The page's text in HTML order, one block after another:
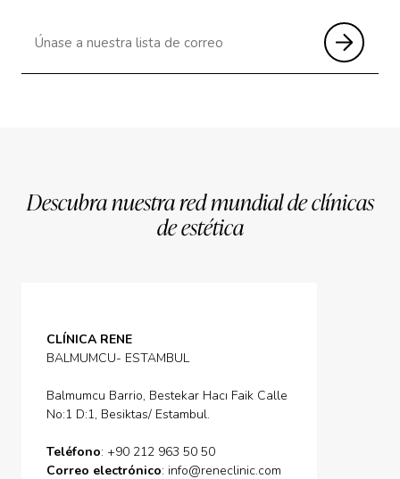
Descubra nuestra red mundial de clínicas
de estética
CLÍNICA RENE
BALMUMCU- ESTAMBUL
Balmumcu Barrio, Bestekar Hacı Faik Calle
No:1 D:1, Besiktas/ Estambul.
Teléfono: +90 212 963 50 50
Correo electrónico: info@reneclinic.com